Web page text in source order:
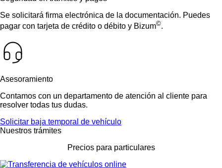
Se solicitará firma electrónica de la documentación. Puedes
pagar con tarjeta de crédito o débito y Bizum©.
Asesoramiento
Contamos con un departamento de atención al cliente para
resolver todas tus dudas.
Solicitar baja temporal de vehículo
Nuestros trámites
Precios para particulares